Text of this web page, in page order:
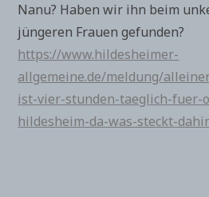
Nanu? Haben wir ihn beim
jüngeren Frauen gefunden?
https://www.hildesheimer-
allgemeine.de/meldung/
ist-vier-stunden-taeglich-fuer-
hildesheim-da-was-steckt-